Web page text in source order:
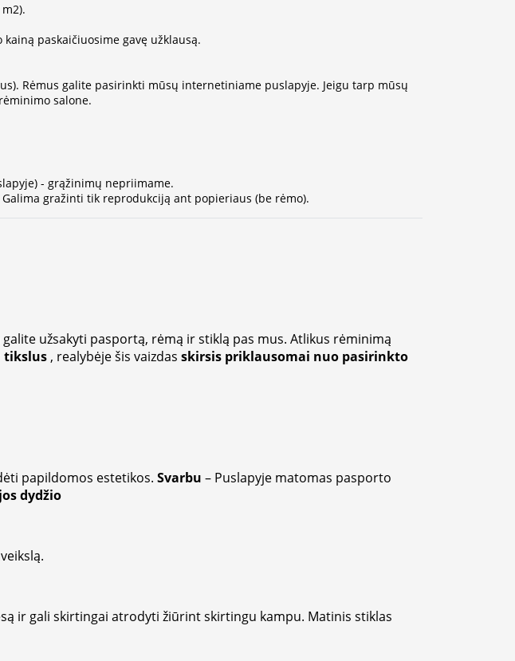
paskaičiuosime gavę užklausą.
Rėmus galite pasirinkti mūsų internetiniame puslapyje. Jeigu tarp mūsų
salone.
- grąžinimų nepriimame.
gražinti tik reprodukciją ant popieriaus (be rėmo).
užsakyti pasportą, rėmą ir stiklą pas mus. Atlikus rėminimą
tikslus , realybėje šis vaizdas skirsis priklausomai nuo pasirinkto
papildomos estetikos. Svarbu – Puslapyje matomas pasporto
dydžio
ir gali skirtingai atrodyti žiūrint skirtingu kampu. Matinis stiklas